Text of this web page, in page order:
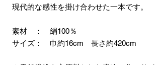
現代的な感性を掛け合わせた一本です。
素材 ： 絹100％
サイズ： 巾約16cm 長さ約420cm